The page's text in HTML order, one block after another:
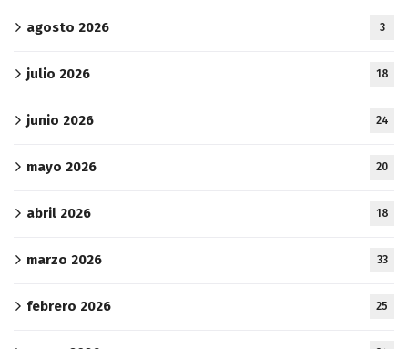
agosto 2026 3
julio 2026 18
junio 2026 24
mayo 2026 20
abril 2026 18
marzo 2026 33
febrero 2026 25